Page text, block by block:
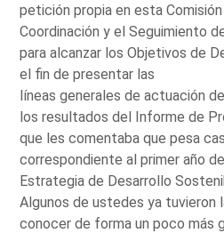
petición propia en esta
Coordinación y el Seguimiento
para alcanzar los Objetivos de
el fin de presentar las
líneas generales de actuación
los resultados del Informe de
que les comentaba que pesa
correspondiente al primer año
Estrategia de Desarrollo
Algunos de ustedes ya tuvieron
conocer de forma un poco más